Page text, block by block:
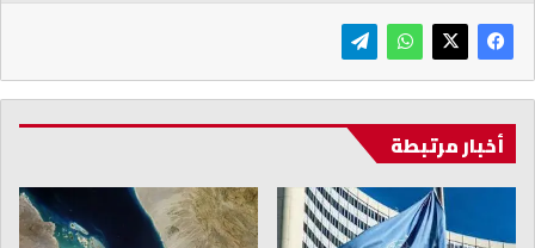
أخبار مرتبطة